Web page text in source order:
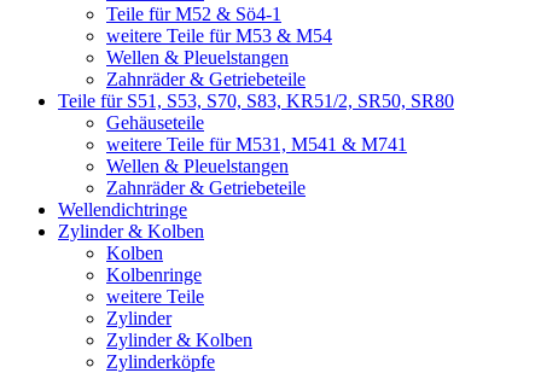
Teile für M52 & Sö4-1
weitere Teile für M53 & M54
Wellen & Pleuelstangen
Zahnräder & Getriebeteile
Teile für S51, S53, S70, S83, KR51/2, SR50, SR80
Gehäuseteile
weitere Teile für M531, M541 & M741
Wellen & Pleuelstangen
Zahnräder & Getriebeteile
Wellendichtringe
Zylinder & Kolben
Kolben
Kolbenringe
weitere Teile
Zylinder
Zylinder & Kolben
Zylinderköpfe